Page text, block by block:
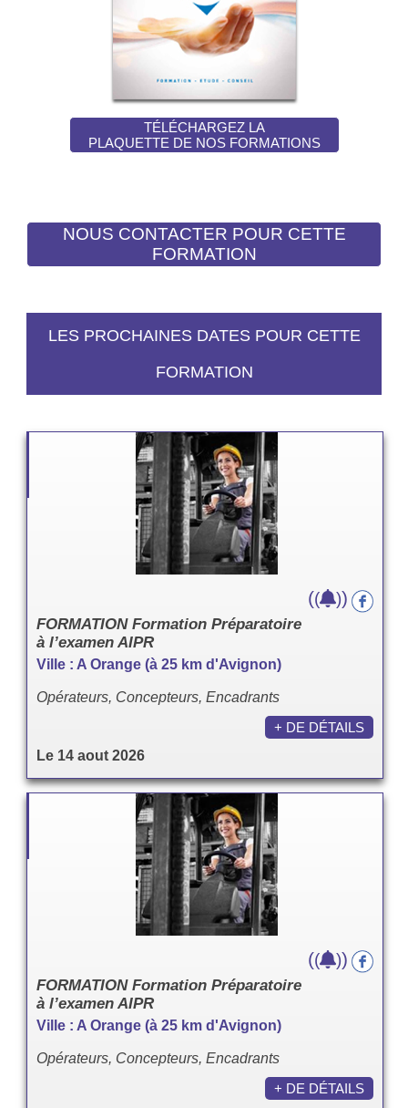
TÉLÉCHARGEZ LA
PLAQUETTE DE NOS FORMATIONS
LES PROCHAINES DATES POUR CETTE
FORMATION
FORMATION Formation Préparatoire
à l’examen AIPR
Ville : A Orange (à 25 km d'Avignon)
Opérateurs, Concepteurs, Encadrants
Le 14 aout 2026
(( ))
+ DE DÉTAILS
FORMATION Formation Préparatoire
à l’examen AIPR
Ville : A Orange (à 25 km d'Avignon)
Opérateurs, Concepteurs, Encadrants
(( ))
+ DE DÉTAILS